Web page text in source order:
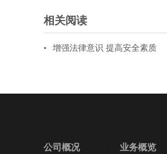
相关阅读
• 增强法律意识提高安全素质
公司概况 业务概览